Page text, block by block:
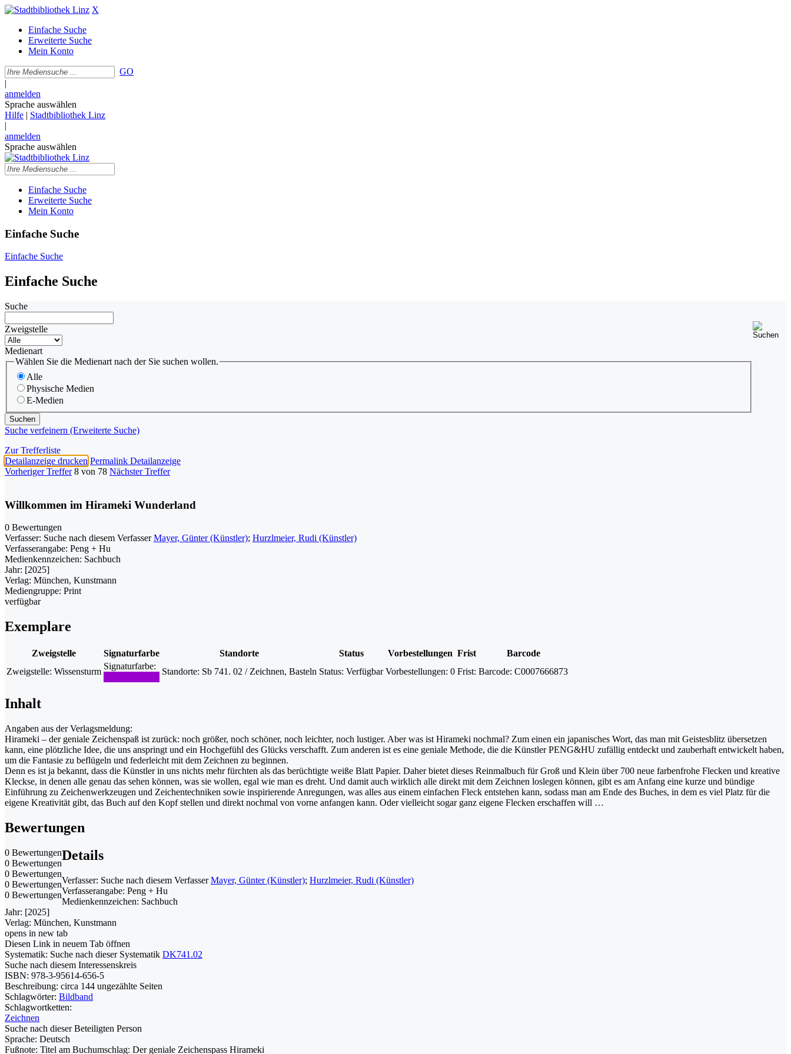
X
Einfache Suche
Erweiterte Suche
Mein Konto
GO
|
anmelden
Sprache auswählen
Hilfe | Stadtbibliothek Linz
|
anmelden
Sprache auswählen
Einfache Suche
Erweiterte Suche
Mein Konto
Einfache Suche
Einfache Suche
Einfache Suche
Suche
Zweigstelle
Medienart
Wählen Sie die Medienart nach der Sie suchen wollen.
Alle
Physische Medien
E-Medien
Suche verfeinern (Erweiterte Suche)
Zur Trefferliste
Detailanzeige drucken Permalink Detailanzeige
Vorheriger Treffer 8 von 78 Nächster Treffer
Willkommen im Hirameki Wunderland
0 Bewertungen
Verfasser: Suche nach diesem Verfasser Mayer, Günter (Künstler); Hurzlmeier, Rudi (Künstler)
Verfasserangabe: Peng + Hu
Medienkennzeichen: Sachbuch
Jahr: [2025]
Verlag: München, Kunstmann
Mediengruppe: Print
verfügbar
Exemplare
Zweigstelle Signaturfarbe Standorte Status Vorbestellungen Frist
Barcode
Zweigstelle: Wissensturm
Signaturfarbe:
Standorte: Sb 741. 02 / Zeichnen, Basteln Status: Verfügbar Vorbestellungen: 0 Frist: Barcode: C0007666873
Inhalt
Angaben aus der Verlagsmeldung:
Hirameki – der geniale Zeichenspaß ist zurück: noch größer, noch schöner, noch leichter, noch lustiger. Aber was ist Hirameki nochmal? Zum einen ein japanisches Wort, das man mit Geistesblitz übersetzen
kann, eine plötzliche Idee, die uns anspringt und ein Hochgefühl des Glücks verschafft. Zum anderen ist es eine geniale Methode, die die Künstler PENG&HU zufällig entdeckt und zauberhaft entwickelt haben,
um die Fantasie zu beflügeln und federleicht mit dem Zeichnen zu beginnen.
Denn es ist ja bekannt, dass die Künstler in uns nichts mehr fürchten als das berüchtigte weiße Blatt Papier. Daher bietet dieses Reinmalbuch für Groß und Klein über 700 neue farbenfrohe Flecken und kreative
Kleckse, in denen alle genau das sehen können, was sie wollen, egal wie man es dreht. Und damit auch wirklich alle direkt mit dem Zeichnen loslegen können, gibt es am Anfang eine kurze und bündige
Einführung zu Zeichenwerkzeugen und Zeichentechniken sowie inspirierende Anregungen, was alles aus einem einfachen Fleck entstehen kann, sodass man am Ende des Buches, in dem es viel Platz für die
eigene Kreativität gibt, das Buch auf den Kopf stellen und direkt nochmal von vorne anfangen kann. Oder vielleicht sogar ganz eigene Flecken erschaffen will …
Bewertungen
0 Bewertungen
0 Bewertungen
0 Bewertungen
0 Bewertungen
0 Bewertungen
Details
Verfasser: Suche nach diesem Verfasser Mayer, Günter (Künstler); Hurzlmeier, Rudi (Künstler)
Verfasserangabe: Peng + Hu
Medienkennzeichen: Sachbuch
Jahr: [2025]
Verlag: München, Kunstmann
opens in new tab
Diesen Link in neuem Tab öffnen
Systematik: Suche nach dieser Systematik DK741.02
Suche nach diesem Interessenskreis
ISBN: 978-3-95614-656-5
Beschreibung: circa 144 ungezählte Seiten
Schlagwörter: Bildband
Schlagwortketten:
Zeichnen
Suche nach dieser Beteiligten Person
Sprache: Deutsch
Fußnote: Titel am Buchumschlag: Der geniale Zeichenspass Hirameki